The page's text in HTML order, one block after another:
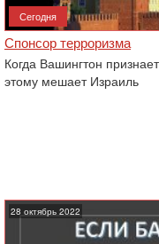
Сегодня
Спонсор терроризма
Когда Вашингтон
этому мешает Израиль
28 октябрь 2022